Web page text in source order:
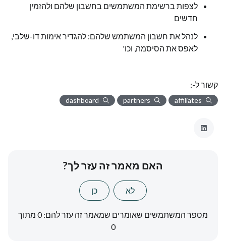
לצפות ברשימת המשתמשים בחשבון שלהם ולהזמין
חדשים
לנהל את חשבון המשתמש שלהם: להגדיר אימות דו-שלבי,
לאפס את הסיסמה, וכו'
קשור ל-:
affiliates
partners
dashboard
האם מאמר זה עזר לך?
לא כן
מספר המשתמשים שאומרים שמאמר זה עזר להם: 0 מתוך
0